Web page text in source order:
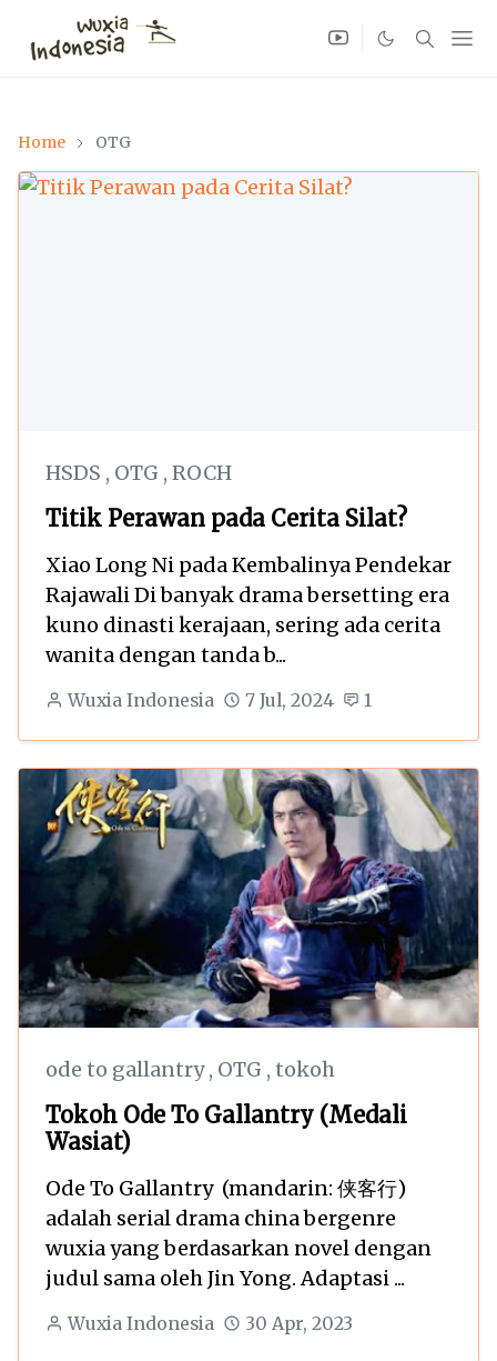
Home OTG
HSDS , OTG , ROCH
Titik Perawan pada Cerita Silat?
Xiao Long Ni pada Kembalinya Pendekar
Rajawali Di banyak drama bersetting era
kuno dinasti kerajaan, sering ada cerita
wanita dengan tanda b...
Wuxia Indonesia 7 Jul, 2024 1
ode to gallantry, OTG , tokoh
Tokoh Ode To Gallantry (Medali
Wasiat)
Ode To Gallantry (mandarin: 侠客行)
adalah serial drama china bergenre
wuxia yang berdasarkan novel dengan
judul sama oleh Jin Yong. Adaptasi ...
Wuxia Indonesia 30 Apr, 2023